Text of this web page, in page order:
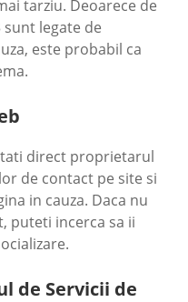
tarziu. Deoarece de
legate de
este probabil ca
direct proprietarul
de contact pe site si
in cauza. Daca nu
puteti incerca sa ii
de Servicii de